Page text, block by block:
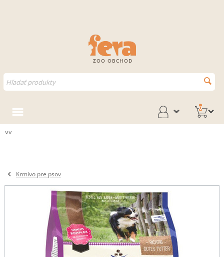
ZOO OBCHOD
0
vv
Krmivo pre psov